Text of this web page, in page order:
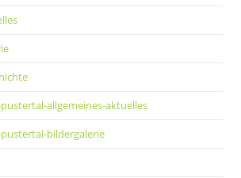
allgemeines-aktuelles
bildergalerie